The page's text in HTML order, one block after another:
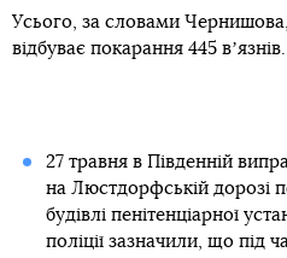
Усього, за словами Чернишова,
відбуває покарання 445 вʼязнів.
27 травня в Південній
на Люстдорфській дорозі
будівлі пенітенціарної
поліції зазначили, що під